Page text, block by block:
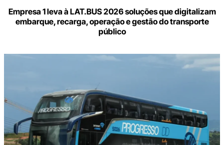
Empresa 1 leva à LAT.BUS 2026 soluções que digitalizam
embarque, recarga, operação e gestão do transporte
público